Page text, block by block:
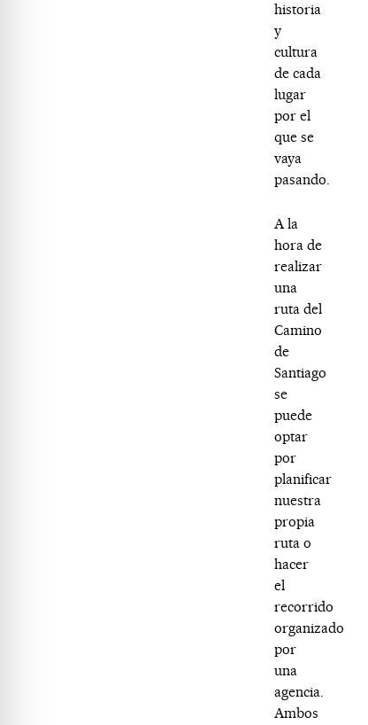
historia
y
cultura
de cada
lugar
por el
que se
vaya
pasando.
A la
hora de
realizar
una
ruta del
Camino
de
Santiago
se
puede
optar
por
planificar
nuestra
propia
ruta o
hacer
el
recorrido
organizado
por
una
agencia.
Ambos